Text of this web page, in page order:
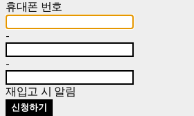
휴대폰 번호
-
-
재입고 시 알림
신청하기